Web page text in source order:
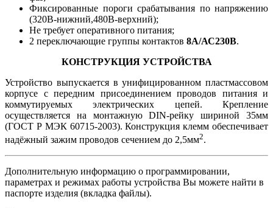
Фиксированные пороги срабатывания по напряжению
(320В-нижний,480В-верхний);
Не требует оперативного питания;
2 переключающие группы контактов 8А/АС230В.
КОНСТРУКЦИЯ УСТРОЙСТВА
Устройство выпускается в унифицированном пластмассовом
корпусе с передним присоединением проводов питания и
коммутируемых электрических цепей. Крепление
осуществляется на монтажную DIN-рейку шириной 35мм
(ГОСТ Р МЭК 60715-2003). Конструкция клемм обеспечивает
надёжный зажим проводов сечением до 2,5мм2.
Дополнительную информацию о программировании,
параметрах и режимах работы устройства Вы можете найти в
паспорте изделия (вкладка файлы).